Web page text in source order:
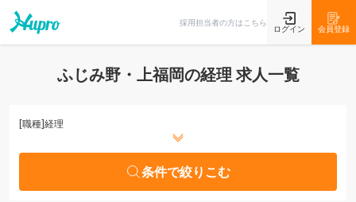
採用担当者の方はこちら
ログイン 会員登録
ふじみ野・上福岡の経理 求人一覧
[職種]経理
条件で絞りこむ